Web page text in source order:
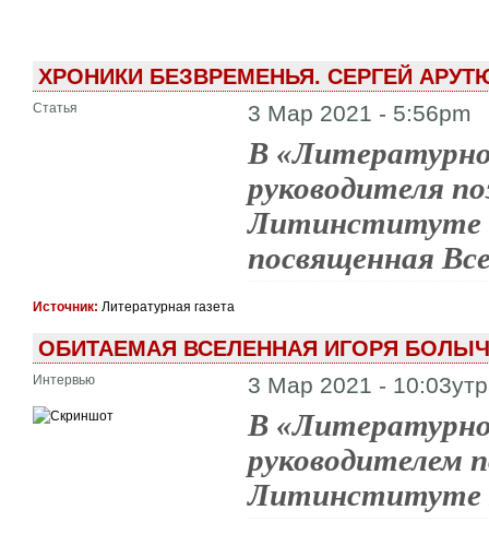
ХРОНИКИ БЕЗВРЕМЕНЬЯ. СЕРГЕЙ
Статья 3 Мар 2021 - 5:56pm
В
руководителя
Литинституте
посвященная
Источник: Литературная газета
ОБИТАЕМАЯ ВСЕЛЕННАЯ ИГОРЯ
Интервью 3 Мар 2021 -
В
руководителем
Литинституте